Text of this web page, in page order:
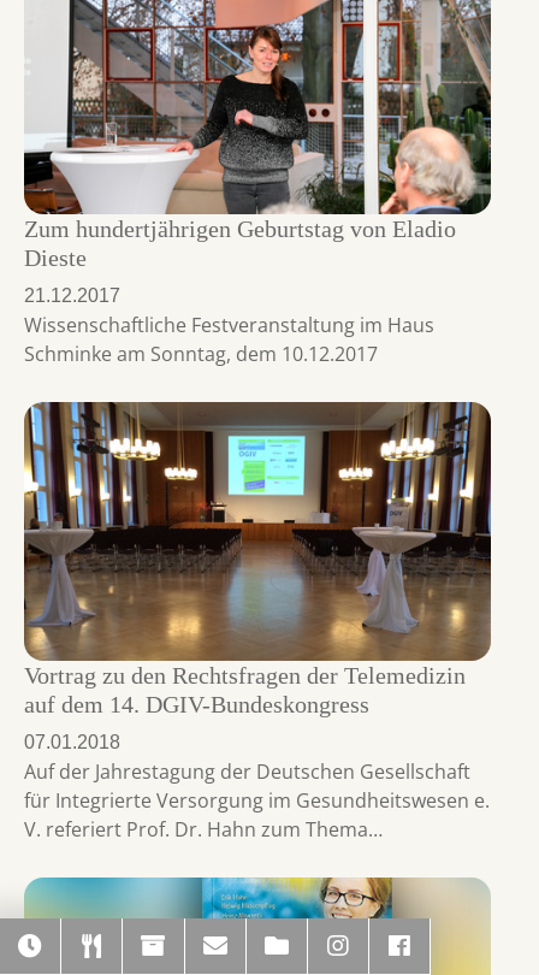
Zum hundertjährigen Geburtstag von Eladio
Dieste
21.12.2017
Wissenschaftliche Festveranstaltung im Haus
Schminke am Sonntag, dem 10.12.2017
Vortrag zu den Rechtsfragen der Telemedizin
auf dem 14. DGIV-Bundeskongress
07.01.2018
Auf der Jahrestagung der Deutschen Gesellschaft
für Integrierte Versorgung im Gesundheitswesen e.
V. referiert Prof. Dr. Hahn zum Thema…